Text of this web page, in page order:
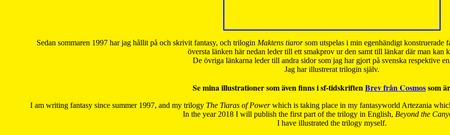
Sedan sommaren 1997 har jag hållit på och skrivit fantasy, och trilogin Maktens tiarorsom utspelas i min egenhändigt konstruerade
översta länken här nedan leder till ett smakprov ur den samt till länkar där man kan
De övriga länkarna leder till andra sidor som jag har gjort på svenska respektive
Jag har illustrerat trilogin själv.
Se mina illustrationer som även finns i sf-tidskriftenBrev från Cosmossom
I am writing fantasy since summer 1997, and my trilogy The Tiaras of Powerwhich is taking place in my fantasyworld Artezania
In the year 2018 I will publish the first part of the trilogy in English, Beyond the
I have illustrated the trilogy myself.